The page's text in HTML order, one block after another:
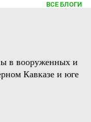
ВСЕ БЛОГИ
в вооруженных и
Кавказе и юге